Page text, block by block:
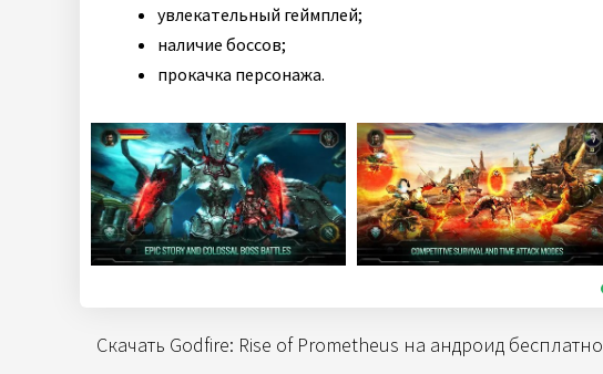
увлекательный геймплей;
наличие боссов;
прокачка персонажа.
Скачать Godfire: Rise of Prometheus на андроид бесплатно